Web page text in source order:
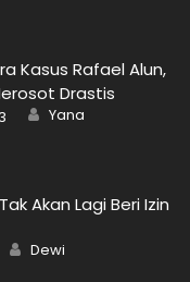
Kasus Rafael Alun,
Drastis
Author
Yana
Akan Lagi Beri Izin
Author
Dewi